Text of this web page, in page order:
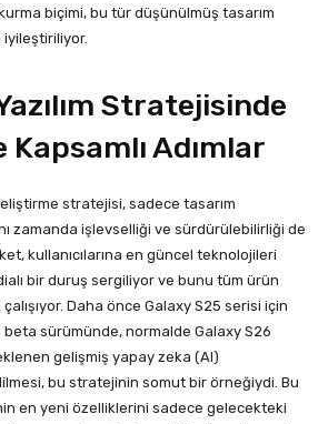
biçimi, bu tür düşünülmüş tasarım
iyileştiriliyor.
Stratejisinde
Kapsamlı Adımlar
stratejisi, sadece tasarım
zamanda işlevselliği ve sürdürülebilirliği de
kullanıcılarına en güncel teknolojileri
bir duruş sergiliyor ve bunu tüm ürün
Daha önce Galaxy S25 serisi için
beta sürümünde, normalde Galaxy S26
gelişmiş yapay zeka (AI)
bu stratejinin somut bir örneğiydi. Bu
en yeni özelliklerini sadece gelecekteki